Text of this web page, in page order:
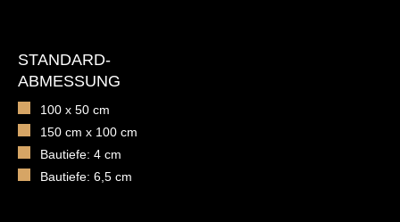
STANDARD-
ABMESSUNG
100 x 50 cm
150 cm x 100 cm
Bautiefe: 4 cm
Bautiefe: 6,5 cm